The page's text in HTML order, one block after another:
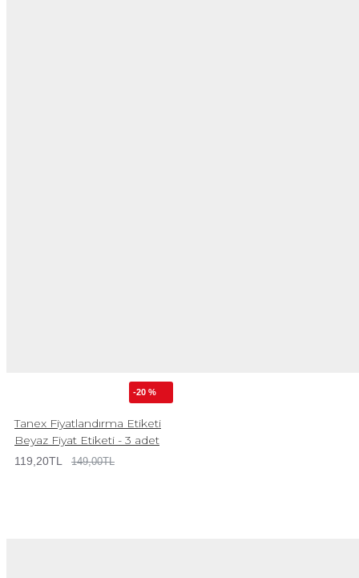
-20 %
Tanex Fiyatlandırma Etiketi
Beyaz Fiyat Etiketi - 3 adet
119,20TL 149,00TL